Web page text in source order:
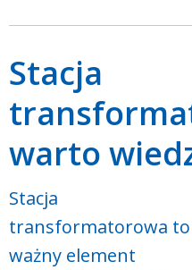
Stacja
warto
Stacja
transformatorowa to
ważny element